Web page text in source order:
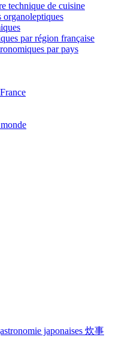
technique de cuisine
organoleptiques
par région française
par pays
japonaises 炊事